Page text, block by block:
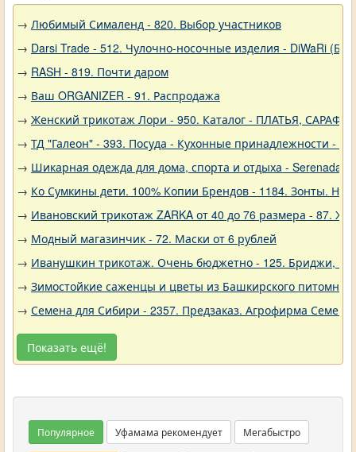
→ Любимый Сималенд - 820. Выбор участников
→ Darsi Trade - 512. Чулочно-носочные изделия - DiWaRi
→ RASH - 819. Почти даром
→ Ваш ORGANIZER - 91. Распродажа
→ Женский трикотаж Лори - 950. Каталог - ПЛАТЬЯ,
→ ТД "Галеон" - 393. Посуда - Кухонные принадлежности -
→ Шикарная одежда для дома, спорта и отдыха - Serenada -
→ Ко Сумкины дети. 100% Копии Брендов - 1184. Зонты.
→ Ивановский трикотаж ZARKA от 40 до 76 размера - 87.
→ Модный магазинчик - 72. Маски от 6 рублей
→ Иванушкин трикотаж. Очень бюджетно - 125. Бриджи,
→ Зимостойкие саженцы и цветы из Башкирского
→ Семена для Сибири - 2357. Предзаказ. Агрофирма
Показать ещё!
Популярное Уфамама рекомендует Мегабыстро